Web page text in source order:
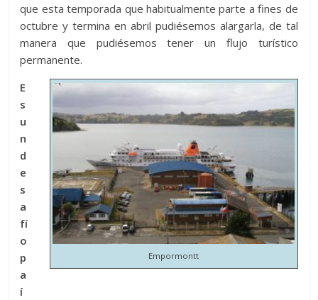
que esta temporada que habitualmente parte a fines de
octubre y termina en abril pudiésemos alargarla, de tal
manera que pudiésemos tener un flujo turístico
permanente.
Empormontt
E
s
u
n
d
e
s
a
fí
o
p
a
í